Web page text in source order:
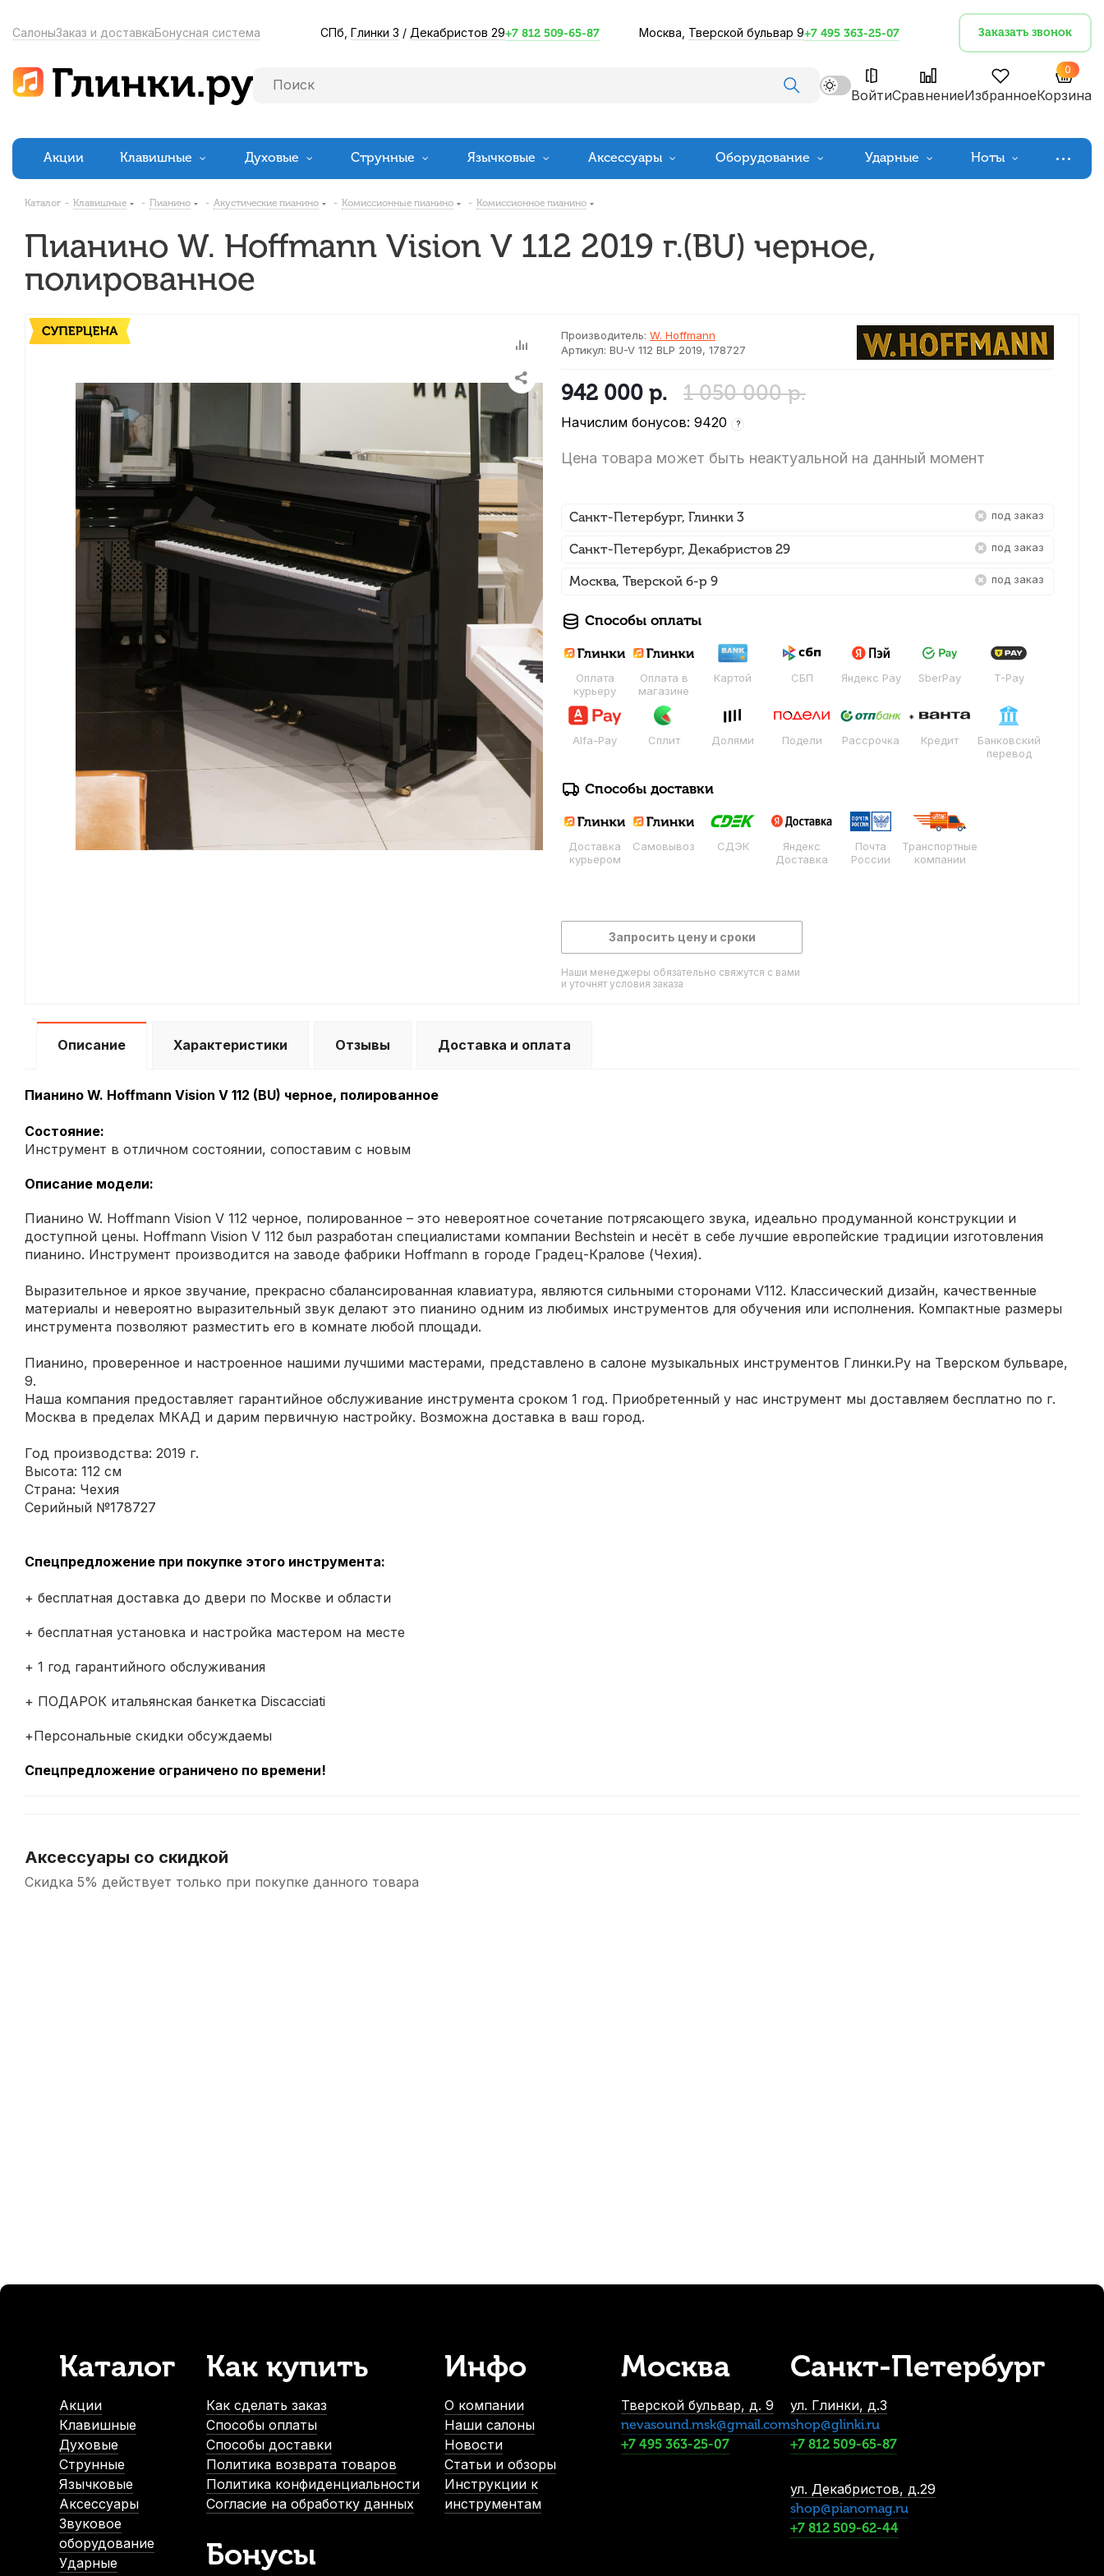
СалоныЗаказ и доставкаБонусная система СПб, Глинки 3 / Декабристов 29+7 812 509-65-87 Москва, Тверской бульвар 9+7 495 363-25-07 Заказать звонок
ВойтиСравнениеИзбранное
0
Корзина
Акции Клавишные Духовые Струнные Язычковые Аксессуары Оборудование Ударные Ноты
Каталог - Клавишные - Пианино - Акустические пианино - Комиссионные пианино - Комиссионное пианино
Пианино W. Hoffmann Vision V 112 2019 г.(BU) черное,
полированное
Производитель: W. Hoffmann
Артикул: BU-V 112 BLP 2019, 178727
942 000 р. 1 050 000р.
Начислим бонусов: 9420 ?
Цена товара может быть неактуальной на данный момент
Санкт-Петербург, Глинки 3 Под заказ
Санкт-Петербург, Декабристов 29 Под заказ
Москва, Тверской б-р 9 Под заказ
Способы оплаты
Оплата
курьеру
Оплата в
магазине
Картой СБП Яндекс Pay SberPay T-Pay
Alfa-Pay Сплит Долями Подели Рассрочка Кредит
Банковский
перевод
Способы доставки
Доставка
курьером
Самовывоз СДЭК
Яндекс
Доставка
Почта
России
Транспортные
компании
Запросить цену и сроки
Наши менеджеры обязательно свяжутся с вами
и уточнят условия заказа
Описание Характеристики Отзывы Доставка и оплата
Пианино W. Hoffmann Vision V 112 (BU) черное, полированное
Состояние:
Инструмент в отличном состоянии, сопоставим с новым
Описание модели:
Пианино W. Hoffmann Vision V 112 черное, полированное – это невероятное сочетание потрясающего звука, идеально продуманной конструкции и
доступной цены. Hoffmann Vision V 112 был разработан специалистами компании Bechstein и несёт в себе лучшие европейские традиции изготовления
пианино. Инструмент производится на заводе фабрики Hoffmann в городе Градец-Кралове (Чехия).
Выразительное и яркое звучание, прекрасно сбалансированная клавиатура, являются сильными сторонами V112. Классический дизайн, качественные
материалы и невероятно выразительный звук делают это пианино одним из любимых инструментов для обучения или исполнения. Компактные размеры
инструмента позволяют разместить его в комнате любой площади.
Пианино, проверенное и настроенное нашими лучшими мастерами, представлено в салоне музыкальных инструментов Глинки.Ру на Тверском бульваре,
9.
Наша компания предоставляет гарантийное обслуживание инструмента сроком 1 год. Приобретенный у нас инструмент мы доставляем бесплатно по г.
Москва в пределах МКАД и дарим первичную настройку. Возможна доставка в ваш город.
Год производства: 2019 г.
Высота: 112 см
Страна: Чехия
Серийный №178727
Спецпредложение при покупке этого инструмента:
+ бесплатная доставка до двери по Москве и области
+ бесплатная установка и настройка мастером на месте
+ 1 год гарантийного обслуживания
+ ПОДАРОК итальянская банкетка Discacciati
+Персональные скидки обсуждаемы
Спецпредложение ограничено по времени!
Аксессуары со скидкой
Скидка 5% действует только при покупке данного товара
Сменная головка для настроечного ключа пианино Wendl&Lung WL1154 №2
1 026 р.
1 080 р.
Накидка от пыли для цифрового пианино Casio Privia-S черная
1 415 р.
1 490 р.
-5%
Каталог
Акции
Клавишные
Духовые
Струнные
Язычковые
Аксессуары
Звуковое
оборудование
Ударные
Как купить
Как сделать заказ
Способы оплаты
Способы доставки
Политика возврата товаров
Политика конфиденциальности
Согласие на обработку данных
Бонусы
Инфо
О компании
Наши салоны
Новости
Статьи и обзоры
Инструкции к
инструментам
Москва
Тверской бульвар, д. 9
nevasound.msk@gmail.com
+7 495 363-25-07
Санкт-Петербург
ул. Глинки, д.3
shop@glinki.ru
+7 812 509-65-87
ул. Декабристов, д.29
shop@pianomag.ru
+7 812 509-62-44